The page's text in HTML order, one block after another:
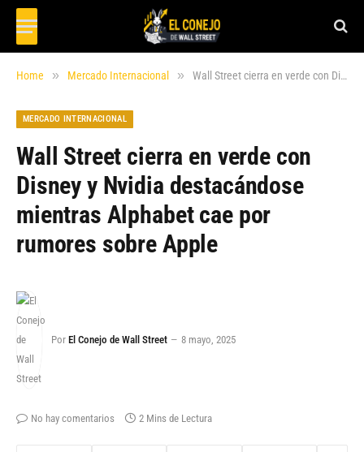
Home » Mercado Internacional » Wall Street cierra en verde con Disney y Nvidia destacándose mientras Alphabet cae por rumores sobre Apple
MERCADO INTERNACIONAL
Wall Street cierra en verde con
Disney y Nvidia destacándose
mientras Alphabet cae por
rumores sobre Apple
Por El Conejo de Wall Street 8 mayo, 2025
No hay comentarios 2 Mins de Lectura